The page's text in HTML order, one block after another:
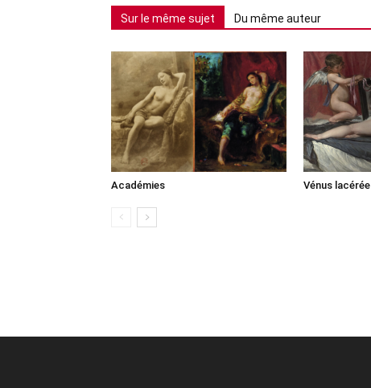
Sur le même sujet Du même auteur
Académies Vénus lacérée